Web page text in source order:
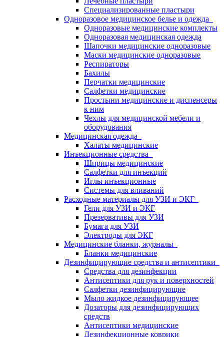
Специализированные пластыри
Одноразовое медицинское белье и одежда
Одноразовые медицинские комплекты
Одноразовая медицинская одежда
Шапочки медицинские одноразовые
Маски медицинские одноразовые
Респираторы
Бахилы
Перчатки медицинские
Салфетки медицинские
Простыни медицинские и диспенсеры
к ним
Чехлы для медицинской мебели и
оборудования
Медицинская одежда
Халаты медицинские
Инъекционные средства
Шприцы медицинские
Салфетки для инъекций
Иглы инъекционные
Системы для вливаний
Расходные материалы для УЗИ и ЭКГ
Гели для УЗИ и ЭКГ
Презервативы для УЗИ
Бумага для УЗИ
Электроды для ЭКГ
Медицинские бланки, журналы
Бланки медицинские
Дезинфицирующие средства и антисептики
Средства для дезинфекции
Антисептики для рук и поверхностей
Салфетки дезинфицирующие
Мыло жидкое дезинфицирующее
Дозаторы для дезинфицирующих
средств
Антисептики медицинские
Дезинфекционные коврики